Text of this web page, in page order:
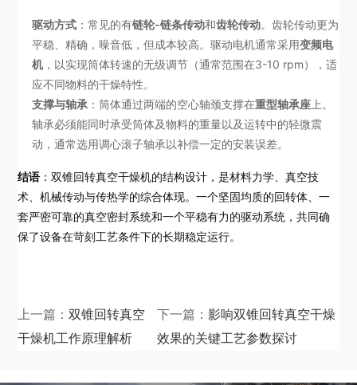
驱动方式 ：常见的有链轮-链条传动和齿轮传动。齿轮传动更为
平稳、精确，噪音低，但成本较高。驱动电机通常采用变频电
机，以实现筒体转速的无级调节（通常范围在3-10 rpm），适
应不同物料的干燥特性。
支撑与轴承 ：筒体通过两端的空心轴颈支撑在重型轴承座 上。
轴承必须能同时承受筒体及物料的重量以及运转中的轻微震
动，通常选用调心滚子轴承以补偿一定的安装误差。
结语：双锥回转真空干燥机的结构设计，是材料力学、真空技
术、机械传动与传热学的综合体现。一个坚固均质的回转体、一
套严密可靠的真空密封系统和一个平稳有力的驱动系统，共同确
保了设备在苛刻工艺条件下的长期稳定运行。
上一篇：双锥回转真空
干燥机工作原理解析
下一篇： 影响双锥回转真空干燥
效果的关键工艺参数探讨